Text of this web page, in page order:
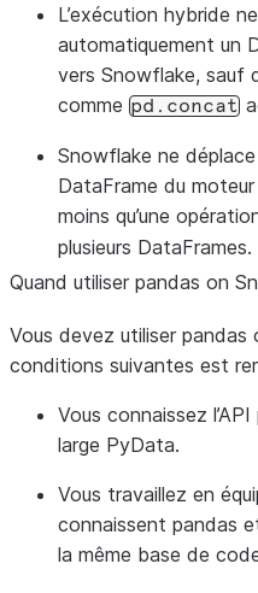
L’exécution hybride
automatiquement un
vers Snowflake, sauf
comme pd.concat
Snowflake ne
DataFrame du
moins qu’une
plusieurs DataFrames.
Quand utiliser pandas on
Vous devez utiliser pandas
conditions suivantes est
Vous connaissez
large PyData.
Vous travaillez en
connaissent pandas
la même base de